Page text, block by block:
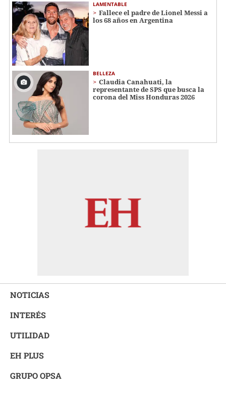
LAMENTABLE
Fallece el padre de Lionel Messi a
los 68 años en Argentina
BELLEZA
Claudia Canahuati, la
representante de SPS que busca la
corona del Miss Honduras 2026
NOTICIAS
INTERÉS
UTILIDAD
EH PLUS
GRUPO OPSA